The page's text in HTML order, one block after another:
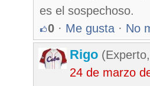
es el sospechoso.
0 · Me gusta · No
Rigo
24 de marzo